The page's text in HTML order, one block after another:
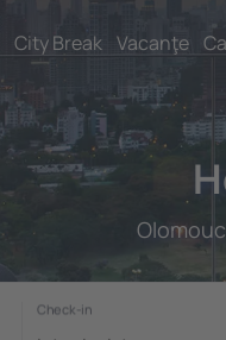
City Break Vacanţe